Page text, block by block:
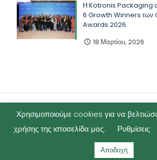
Η Kotronis Packaging
6 Growth Winners των
Awards 2026
18 Μαρτίου, 2026
Χρησιμοποιούμε cookies για να
χρήσης της ιστοσελίδα μας.
Ρυθμίσεις
Αποδοχή